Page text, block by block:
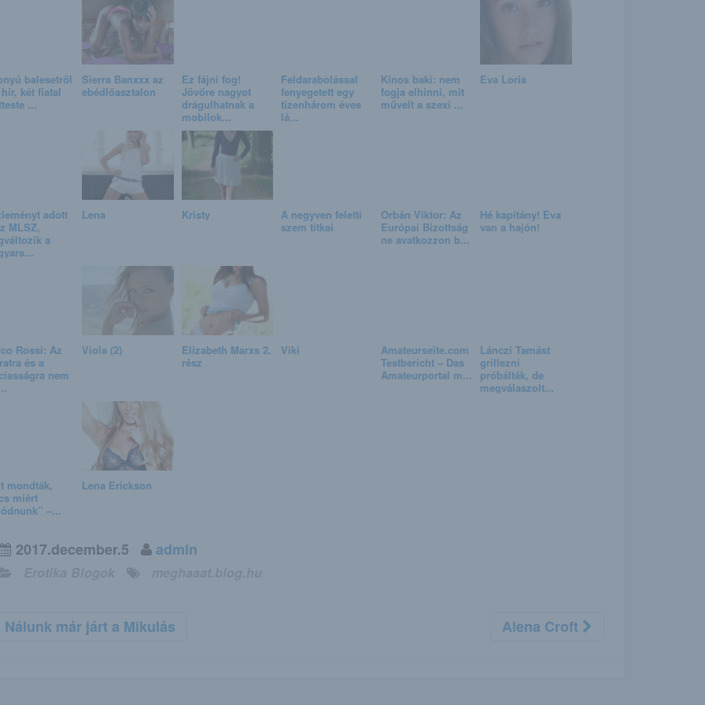
balesetről
két fiatal
...
Sierra Banxxx az
ebédlőasztalon
Ez fájni fog!
Jövőre nagyot
drágulhatnak a
mobilok...
Feldarabolással
fenyegetett egy
tizenhárom éves
lá...
Kínos baki: nem
fogja elhinni, mit
művelt a szexi ...
Eva Loria
adott
MLSZ,
a
Lena Kristy
A negyven feletti
szem titkai
Orbán Viktor: Az
Európai Bizottság
ne avatkozzon b...
Hé kapitány! Eva
van a hajón!
Rossi: Az
és a
nem
Viola (2)
Elizabeth Marxs 2.
rész
Viki
Amateurseite.com
Testbericht – Das
Amateurportal m...
Lánczi Tamást
grillezni
próbálták, de
megválaszolt...
mondták,
miért
–...
Lena Erickson
2017.december.5 admin
Nálunk már járt a Mikulás Alena Croft